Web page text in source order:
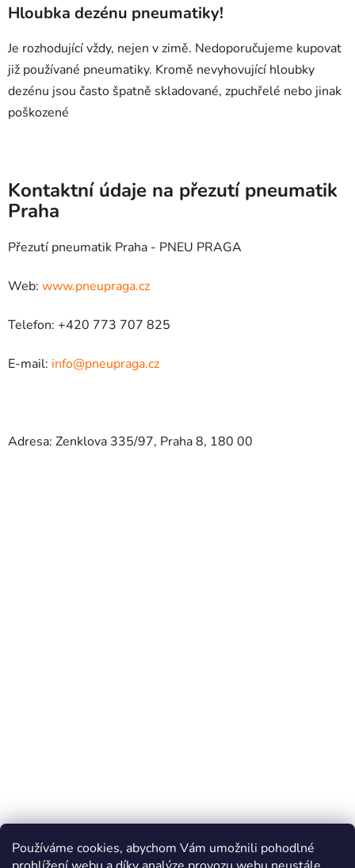
Používáme cookies, abychom Vám umožnili pohodlné
Hloubka dezénu pneumatiky!
Je rozhodující vždy, nejen v zimě. Nedoporučujeme kupovat
již používané pneumatiky. Kromě nevyhovující hloubky
dezénu jsou často špatně skladované, zpuchřelé nebo jinak
poškozené
Kontaktní údaje na přezutí pneumatik
Praha
Přezutí pneumatik Praha - PNEU PRAGA
Web: www.pneupraga.cz
Telefon: +420 773 707 825
E-mail: info@pneupraga.cz
Adresa: Zenklova 335/97, Praha 8, 180 00